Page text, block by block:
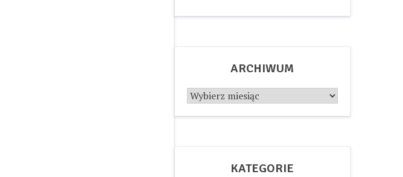
ARCHIWUM
Archiwum
KATEGORIE